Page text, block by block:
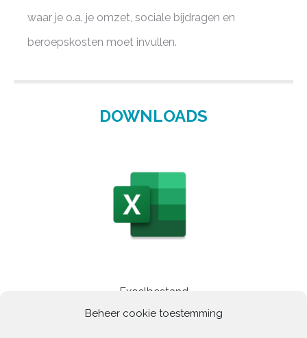
Beheer cookie toestemming
waar je o.a. je omzet, sociale bijdragen en
beroepskosten moet invullen.
DOWNLOADS
Excelbestand